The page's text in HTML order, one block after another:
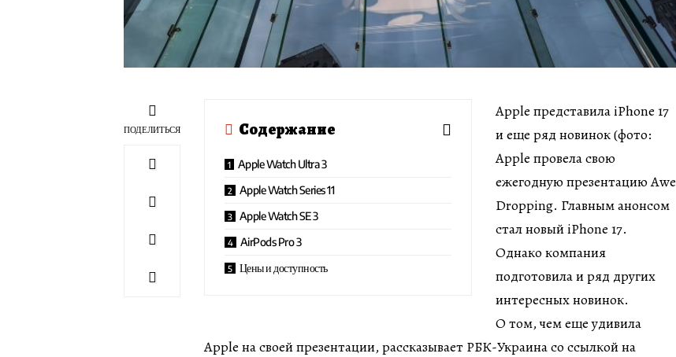
ПОДЕЛИТЬСЯ Содержание
Apple Watch Ultra 3
Apple Watch Series 11
Apple Watch SE 3
AirPods Pro 3
Цены и доступность
Apple представила iPhone 17
и еще ряд новинок (фото:
Apple провела свою
ежегодную презентацию Awe
Dropping. Главным анонсом
стал новый iPhone 17.
Однако компания
подготовила и ряд других
интересных новинок.
О том, чем еще удивила
Apple на своей презентации, рассказывает РБК-Украина со ссылкой на